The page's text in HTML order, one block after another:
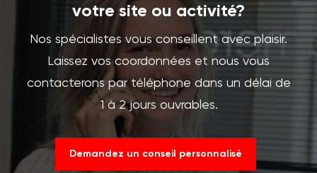
votre site ou activité?
Nos spécialistes vous conseillent avec plaisir.
Laissez vos coordonnées et nous vous
contacterons par téléphone dans un délai de
1 à 2 jours ouvrables.
Demandez un conseil personnalisé